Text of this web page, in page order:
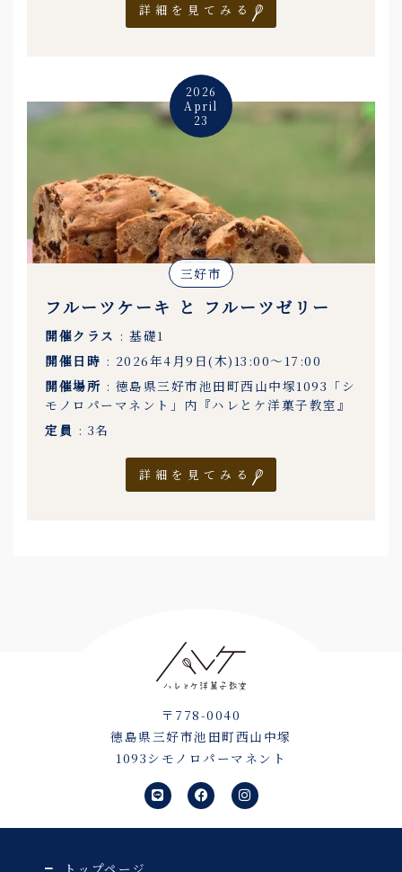
詳細を見てみる
2026
April
23
三好市
フルーツケーキ と フルーツゼリー
開催クラス : 基礎1
開催日時 : 2026年4月9日(木)13:00〜17:00
開催場所 : 徳島県三好市池田町西山中塚1093「シ
モノロパーマネント」内『ハレとケ洋菓子教室』
定員 : 3名
詳細を見てみる
〒778-0040
徳島県三好市池田町西山中塚
1093シモノロパーマネント
L
i
n
e
F
a
c
e
I
n
s
t